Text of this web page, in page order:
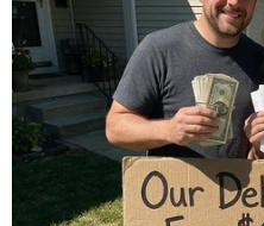
độc phải nhập viện
01/07/2015 14:02
Bác sỹ Phạm Chí Quang,
huyện cho biết, ngày 30/
huyện Phú Thiện (Gia Lai)
ngộ độc và phải nhập viện.